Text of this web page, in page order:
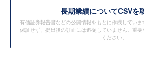
長期業績についてCSVを
有価証券報告書などの公開情報をもとに作成してい
保証せず、提出後の訂正には追従していません。重
ください。